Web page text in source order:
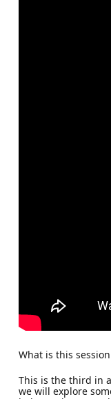
What is this
This is the third in
we will explore